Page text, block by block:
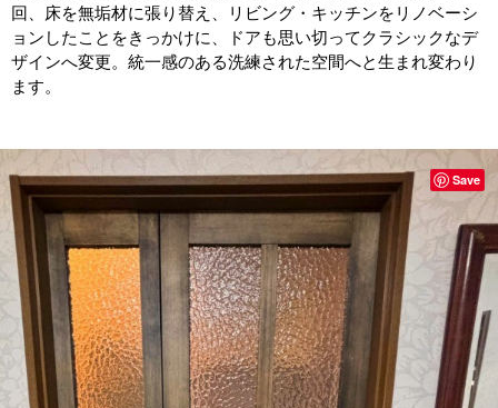
回、床を無垢材に張り替え、リビング・キッチンをリノベーシ
ョンしたことをきっかけに、ドアも思い切ってクラシックなデ
ザインへ変更。統一感のある洗練された空間へと生まれ変わり
ます。
Save